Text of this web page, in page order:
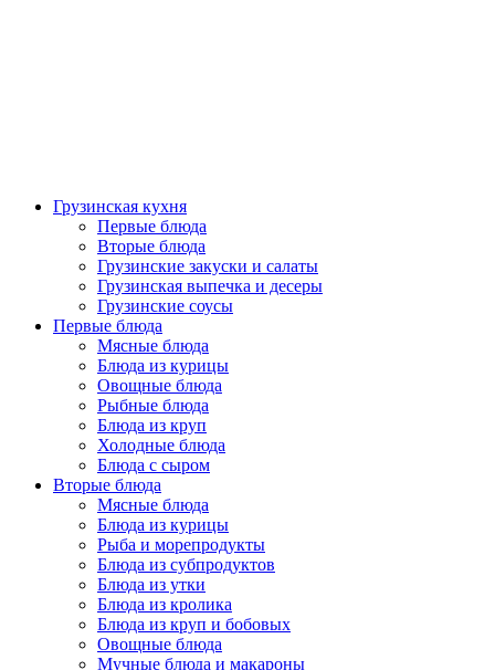
Грузинская кухня
Первые блюда
Вторые блюда
Грузинские закуски и салаты
Грузинская выпечка и десеры
Грузинские соусы
Первые блюда
Мясные блюда
Блюда из курицы
Овощные блюда
Рыбные блюда
Блюда из круп
Холодные блюда
Блюда с сыром
Вторые блюда
Мясные блюда
Блюда из курицы
Рыба и морепродукты
Блюда из субпродуктов
Блюда из утки
Блюда из кролика
Блюда из круп и бобовых
Овощные блюда
Мучные блюда и макароны